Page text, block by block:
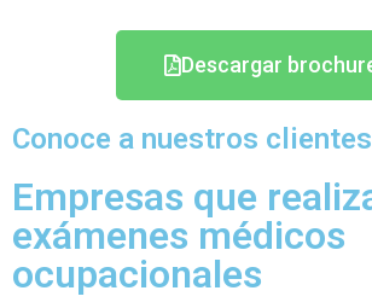
Descargar
Conoce a nuestros clientes
Empresas que
exámenes médicos
ocupacionales